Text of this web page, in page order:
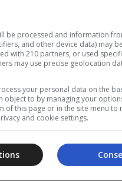
múltiplos
programas de
dívidas, você troca
financeira e reduz o risco
podem incluir taxas
be processed and information
and other device data) may
with 210 partners, or used
may use precise geolocation
your personal data on the
object to by managing your
of this page or in the site menu to
and cookie settings.